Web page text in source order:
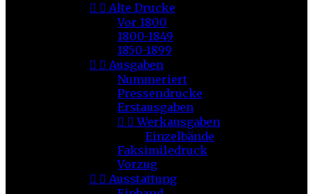
  Alte Drucke
Vor 1800
1800-1849
1850-1899
  Ausgaben
Nummeriert
Pressendrucke
Erstausgaben
  Werkausgaben
Einzelbände
Faksimiledruck
Vorzug
  Ausstattung